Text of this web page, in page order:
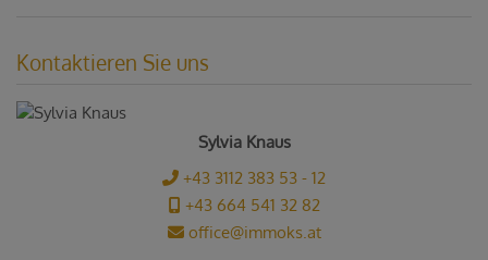
Kontaktieren Sie uns
Sylvia Knaus
+43 3112 383 53 - 12
+43 664 541 32 82
office@immoks.at